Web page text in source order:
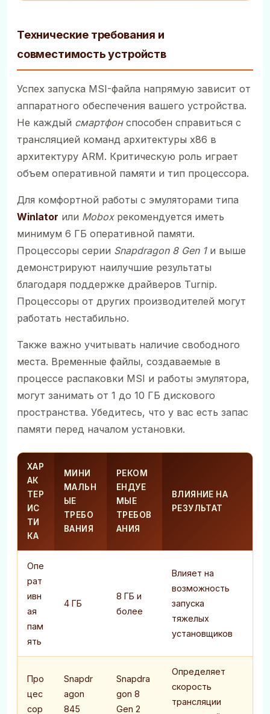
Технические требования и
совместимость устройств
Успех запуска MSI-файла напрямую зависит от
аппаратного обеспечения вашего устройства.
Не каждый смартфонспособен справиться с
трансляцией команд архитектуры x86 в
архитектуру ARM. Критическую роль играет
объем оперативной памяти и тип процессора.
Для комфортной работы с эмуляторами типа
Winlator или Moboxрекомендуется иметь
минимум 6 ГБ оперативной памяти.
Процессоры серии Snapdragon 8 Gen 1и выше
демонстрируют наилучшие результаты
благодаря поддержке драйверов Turnip.
Процессоры от других производителей могут
работать нестабильно.
Также важно учитывать наличие свободного
места. Временные файлы, создаваемые в
процессе распаковки MSI и работы эмулятора,
могут занимать от 1 до 10 ГБ дискового
пространства. Убедитесь, что у вас есть запас
памяти перед началом установки.
ХАР
АК
ТЕР
ИС
ТИ
КА
МИНИ
МАЛЬН
ЫЕ
ТРЕБО
ВАНИЯ
РЕКОМ
ЕНДУЕ
МЫЕ
ТРЕБОВ
АНИЯ
ВЛИЯНИЕ НА
РЕЗУЛЬТАТ
Опе
рат
ивн
ая
пам
ять
4 ГБ
8 ГБ и
более
Влияет на
возможность
запуска
тяжелых
установщиков
Про
цес
сор
Snapdr
agon
845
Snapdra
gon 8
Gen 2
Определяет
скорость
трансляции